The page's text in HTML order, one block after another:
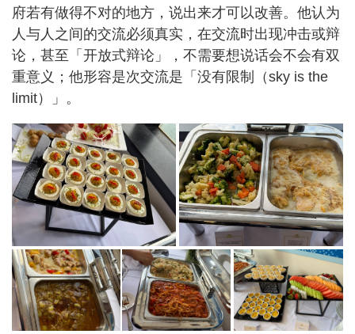
府若有做得不对的地方，说出来才可以改善。他认为
人与人之间的交流必须真实，在交流时出现冲击或辩
论，甚至「开放式辩论」，不需要想说话会不会有双
重意义；他形容是次交流是「没有限制（sky is the
limit）」。​